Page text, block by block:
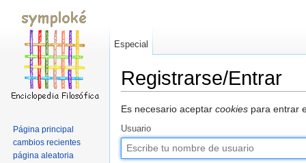
Registrarse/Entrar
Es necesario aceptar cookies para entrar
Usuario
Especial
Página principal
cambios recientes
página aleatoria